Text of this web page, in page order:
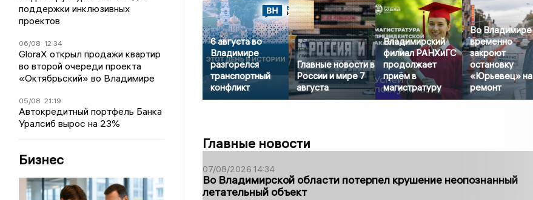
поддержки инклюзивных
проектов
06/08 12:34
GloraX открыл продажи квартир
во второй очереди проекта
«Октябрьский» во Владимире
05/08 21:19
Автокредитный портфель Банка
Уралсиб вырос на 23%
Бизнес
6 августа во
Владимире
разгорелся
транспортный
конфликт
Главные новости в
России и мире 7
августа
Владимирский
филиал РАНХиГС
продолжает
приём в
магистратуру
Во Владимире
временно
закроют
остановку
«Юрьевец» на
ремонт
Главные новости
07/08/2026 14:34
Во Владимирской области потерпел крушение неопознанный
летательный объект